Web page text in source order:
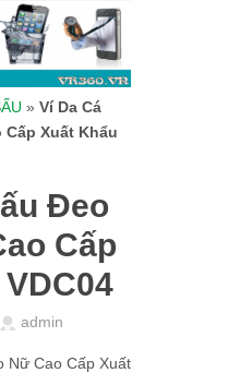
» Ví Da Cá
Cấp Xuất Khẩu
Đeo
Cấp
admin
Nữ Cao Cấp Xuất